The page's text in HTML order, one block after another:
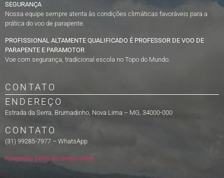
SEGURANÇA
Nossa equipe sempre atenta às condições climáticas favoráveis para a
prática do voo de parapente.
PROFISSIONAL ALTAMENTE QUALIFICADO É PROFESSOR DE VOO DE
PARAPENTE E PARAMOTOR
Voe com segurança, tradicional escola no Topo do Mundo.
CONTATO
ENDEREÇO
Estrada da Serra, Brumadinho, Nova Lima – MG, 34000-000
CONTATO
(31) 99285-7977 – WhatsApp
Pousadas perto da rampa entre